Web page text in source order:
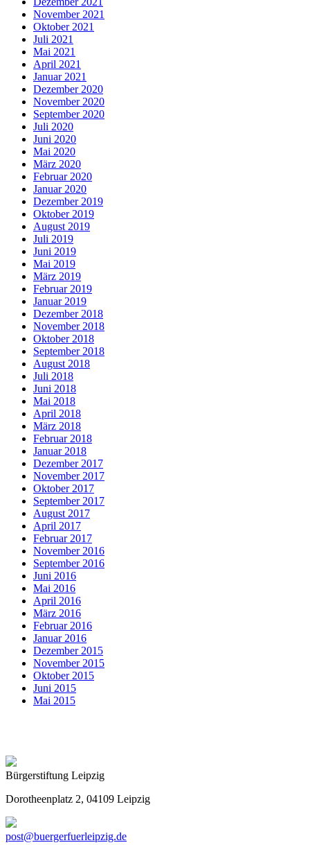
November 2021
Oktober 2021
Juli 2021
Mai 2021
April 2021
Januar 2021
Dezember 2020
November 2020
September 2020
Juli 2020
Juni 2020
Mai 2020
März 2020
Februar 2020
Januar 2020
Dezember 2019
Oktober 2019
August 2019
Juli 2019
Juni 2019
Mai 2019
März 2019
Februar 2019
Januar 2019
Dezember 2018
November 2018
Oktober 2018
September 2018
August 2018
Juli 2018
Juni 2018
Mai 2018
April 2018
März 2018
Februar 2018
Januar 2018
Dezember 2017
November 2017
Oktober 2017
September 2017
August 2017
April 2017
Februar 2017
November 2016
September 2016
Juni 2016
Mai 2016
April 2016
März 2016
Februar 2016
Januar 2016
Dezember 2015
November 2015
Oktober 2015
Juni 2015
Mai 2015
Bürgerstiftung Leipzig
Dorotheenplatz 2, 04109 Leipzig
post@buergerfuerleipzig.de